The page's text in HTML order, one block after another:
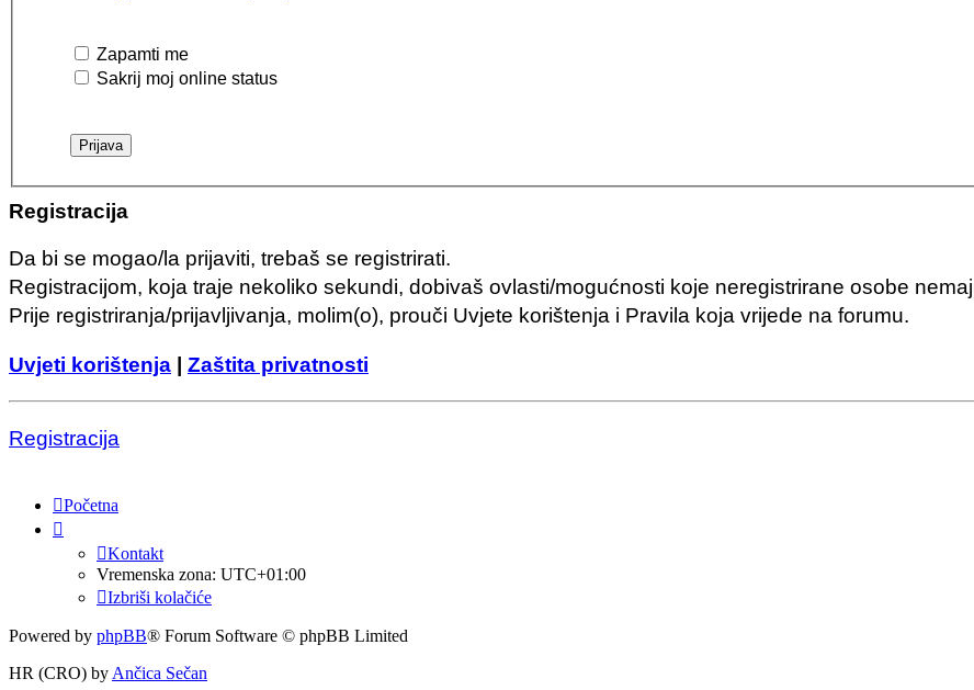
Zapamti me
Sakrij moj online status
Registracija
Da bi se mogao/la prijaviti, trebaš se registrirati.
Registracijom, koja traje nekoliko sekundi, dobivaš ovlasti/mogućnosti koje neregistrirane osobe
Prije registriranja/prijavljivanja, molim(o), prouči Uvjete korištenja i Pravila koja vrijede na forumu.
Uvjeti korištenja Zaštita privatnosti
Registracija
Početna
Kontakt
Vremenska zona: UTC+01:00
Izbriši kolačiće
Powered by phpBB® Forum Software © phpBB Limited
HR (CRO) by Ančica Sečan